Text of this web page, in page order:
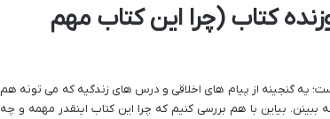
کتاب (چرا این کتاب مهم
یه گنجینه از پیام های اخلاقی و درس های زندگیه که می تونه هم
ببینن. بیاین با هم بررسی کنیم که چرا این کتاب اینقدر مهمه و چه